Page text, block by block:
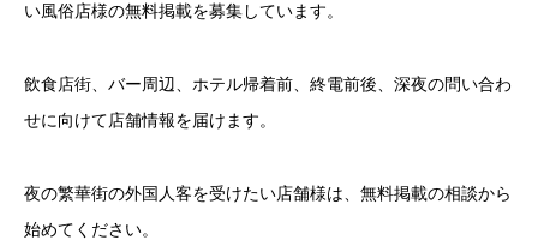
い風俗店様の無料掲載を募集しています。
飲食店街、バー周辺、ホテル帰着前、終電前後、深夜の問い合わ
せに向けて店舗情報を届けます。
夜の繁華街の外国人客を受けたい店舗様は、無料掲載の相談から
始めてください。